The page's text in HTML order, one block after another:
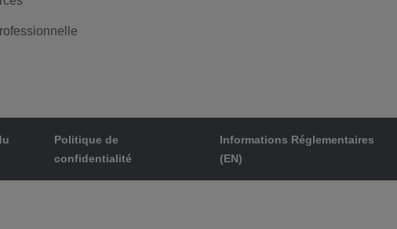
Politique de
confidentialité
Informations Réglementaires
(EN)